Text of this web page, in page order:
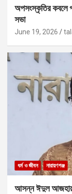
অপসংস্কৃতির কবলে
সভা
June 19, 2026
ধর্ম ও জীবন নারায়ণগঞ্জ
আসন্ন ঈদুল আজহায়